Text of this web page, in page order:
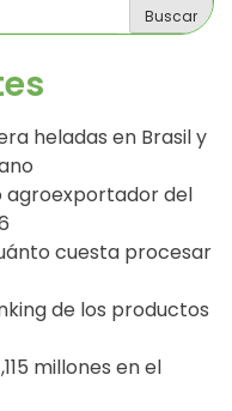
Buscar
heladas en Brasil y
agroexportador del
cuesta procesar
de los productos
millones en el